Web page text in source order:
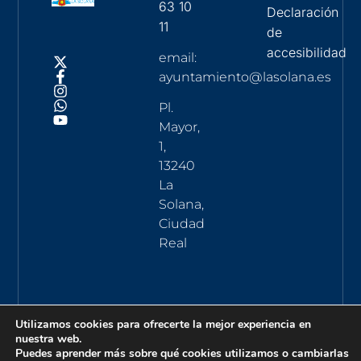
63 10
11
email:
ayuntamiento@lasolana.es
Pl.
Mayor,
1,
13240
La
Solana,
Ciudad
Real
Declaración
de
accesibilidad
Utilizamos cookies para ofrecerte la mejor experiencia en
nuestra web.
Puedes aprender más sobre qué cookies utilizamos o cambiarlas